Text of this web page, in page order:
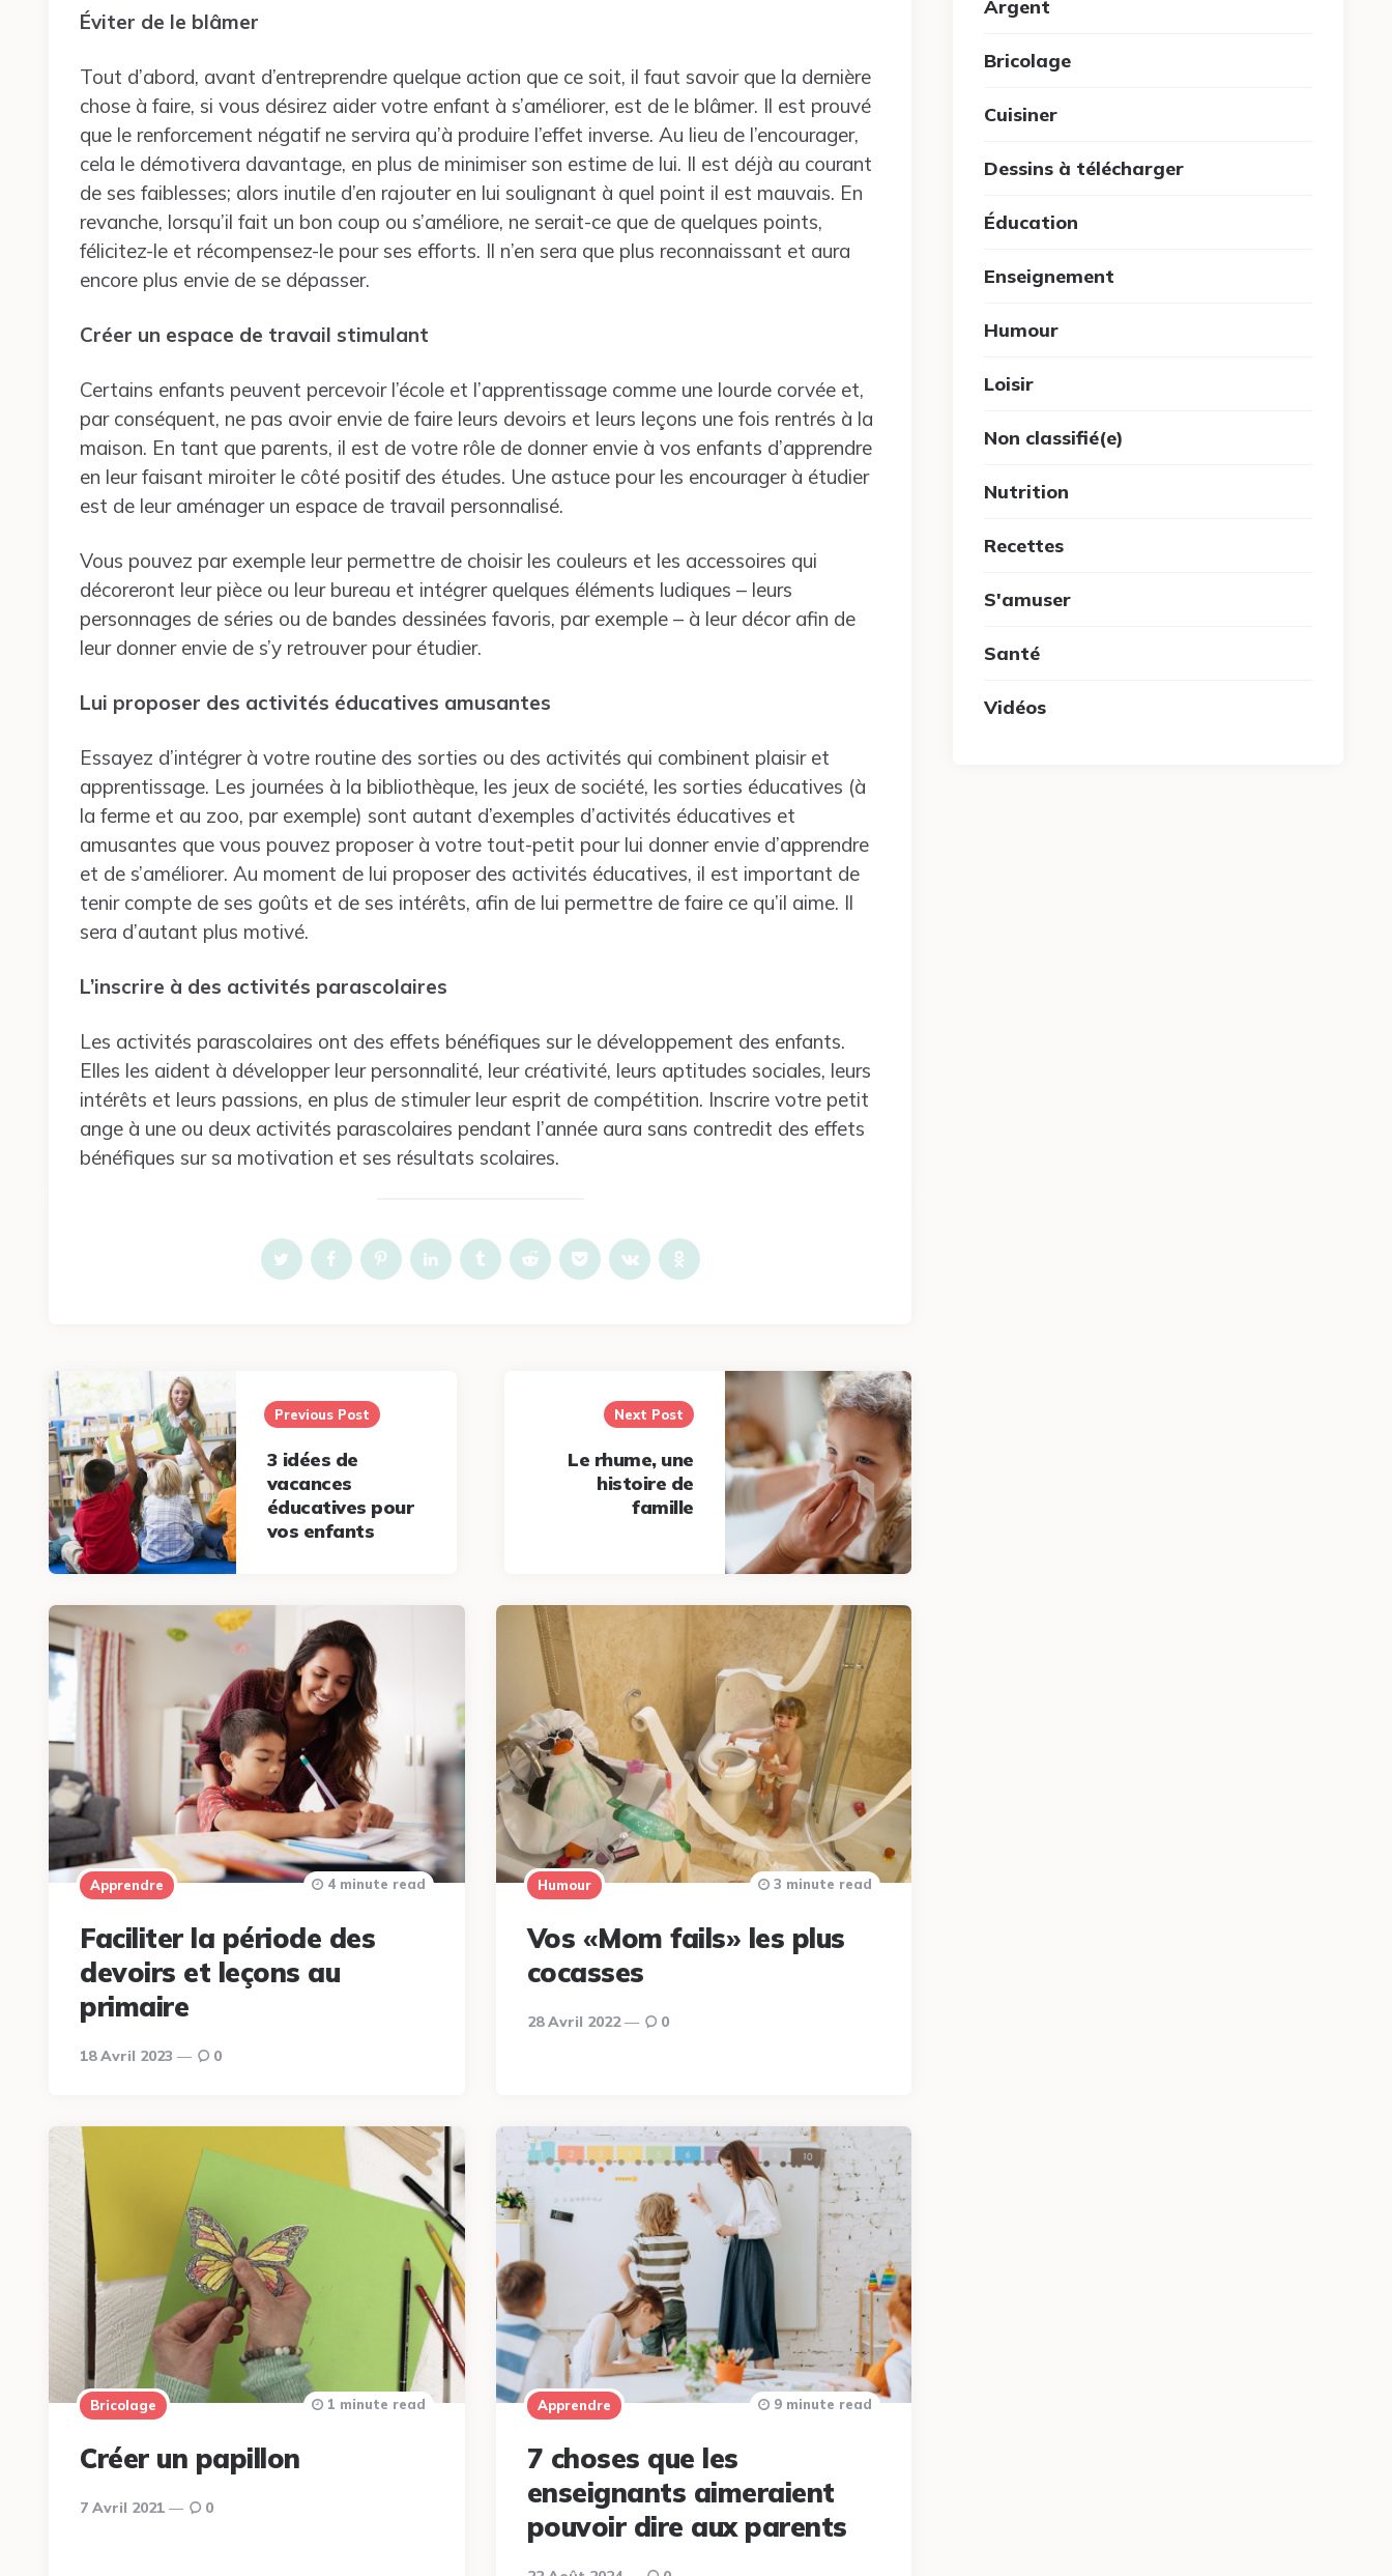
Éviter de le blâmer
Tout d’abord, avant d’entreprendre quelque action que ce soit, il faut savoir que la dernière
chose à faire, si vous désirez aider votre enfant à s’améliorer, est de le blâmer. Il est prouvé
que le renforcement négatif ne servira qu’à produire l’effet inverse. Au lieu de l’encourager,
cela le démotivera davantage, en plus de minimiser son estime de lui. Il est déjà au courant
de ses faiblesses; alors inutile d’en rajouter en lui soulignant à quel point il est mauvais. En
revanche, lorsqu’il fait un bon coup ou s’améliore, ne serait-ce que de quelques points,
félicitez-le et récompensez-le pour ses efforts. Il n’en sera que plus reconnaissant et aura
encore plus envie de se dépasser.
Créer un espace de travail stimulant
Certains enfants peuvent percevoir l’école et l’apprentissage comme une lourde corvée et,
par conséquent, ne pas avoir envie de faire leurs devoirs et leurs leçons une fois rentrés à la
maison. En tant que parents, il est de votre rôle de donner envie à vos enfants d’apprendre
en leur faisant miroiter le côté positif des études. Une astuce pour les encourager à étudier
est de leur aménager un espace de travail personnalisé.
Vous pouvez par exemple leur permettre de choisir les couleurs et les accessoires qui
décoreront leur pièce ou leur bureau et intégrer quelques éléments ludiques – leurs
personnages de séries ou de bandes dessinées favoris, par exemple – à leur décor afin de
leur donner envie de s’y retrouver pour étudier.
Lui proposer des activités éducatives amusantes
Essayez d’intégrer à votre routine des sorties ou des activités qui combinent plaisir et
apprentissage. Les journées à la bibliothèque, les jeux de société, les sorties éducatives (à
la ferme et au zoo, par exemple) sont autant d’exemples d’activités éducatives et
amusantes que vous pouvez proposer à votre tout-petit pour lui donner envie d’apprendre
et de s’améliorer. Au moment de lui proposer des activités éducatives, il est important de
tenir compte de ses goûts et de ses intérêts, afin de lui permettre de faire ce qu’il aime. Il
sera d’autant plus motivé.
L’inscrire à des activités parascolaires
Les activités parascolaires ont des effets bénéfiques sur le développement des enfants.
Elles les aident à développer leur personnalité, leur créativité, leurs aptitudes sociales, leurs
intérêts et leurs passions, en plus de stimuler leur esprit de compétition. Inscrire votre petit
ange à une ou deux activités parascolaires pendant l’année aura sans contredit des effets
bénéfiques sur sa motivation et ses résultats scolaires.
Post
navigation
Previous Post
3 idées de
vacances
éducatives pour
vos enfants
Next Post
Le rhume, une
histoire de
famille
Apprendre
Faciliter la période des
devoirs et leçons au
primaire
18 Avril 2023
4 minute read
0
Humour
Vos «Mom fails» les plus
cocasses
28 Avril 2022
3 minute read
0
Bricolage
Créer un papillon
7 Avril 2021
1 minute read
0
Apprendre
7 choses que les
enseignants aimeraient
pouvoir dire aux parents
9 minute read
Argent
Bricolage
Cuisiner
Dessins à télécharger
Éducation
Enseignement
Humour
Loisir
Non classifié(e)
Nutrition
Recettes
S'amuser
Santé
Vidéos